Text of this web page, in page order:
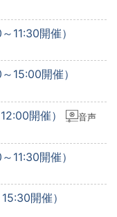
11:30開催）
15:00開催）
開催）
音声
11:30開催）
開催）